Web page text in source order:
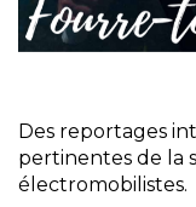
Des reportages
pertinentes de la
électromobilistes.